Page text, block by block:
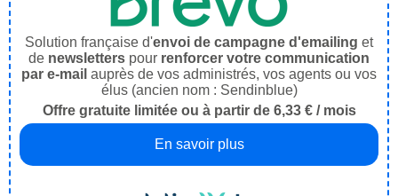
Solution française d'envoi de campagne d'emailing et
de newsletters pour renforcer votre communication
par e-mail auprès de vos administrés, vos agents ou vos
élus (ancien nom : Sendinblue)
Offre gratuite limitée ou à partir de 6,33 € / mois
En savoir plus